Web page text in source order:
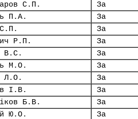
С.П.
За
П.А.
За
За
Р.П.
За
В.С.
За
М.О.
За
Л.О.
За
І.В.
За
Б.В.
За
Ю.О.
За